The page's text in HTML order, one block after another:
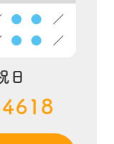
● ●
／
● ● ／
日